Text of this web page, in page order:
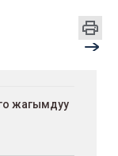
жагымдуу